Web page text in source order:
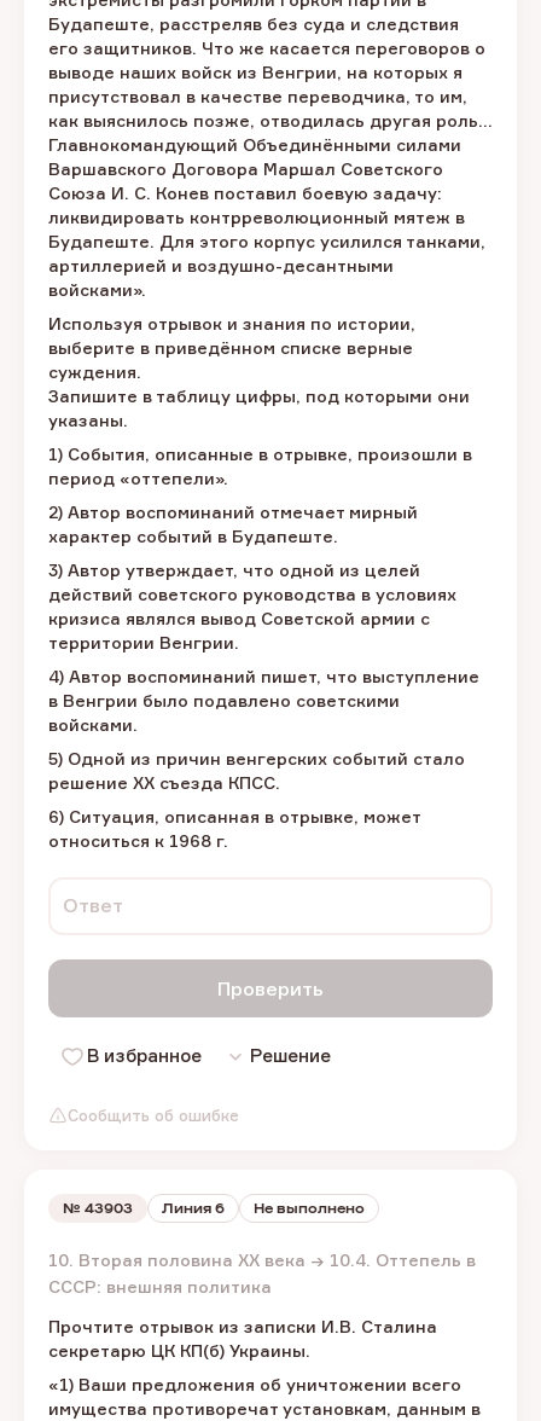
Сообщить об ошибке
Будапеште, расстреляв без суда и следствия
его защитников. Что же касается переговоров о
выводе наших войск из Венгрии, на которых я
присутствовал в качестве переводчика, то им,
как выяснилось позже, отводилась другая роль...
Главнокомандующий Объединёнными силами
Варшавского Договора Маршал Советского
Союза И. С. Конев поставил боевую задачу:
ликвидировать контрреволюционный мятеж в
Будапеште. Для этого корпус усилился танками,
артиллерией и воздушно-десантными
войсками».
Используя отрывок и знания по истории,
выберите в приведённом списке верные
суждения.
Запишите в таблицу цифры, под которыми они
указаны.
1) События, описанные в отрывке, произошли в
период «оттепели».
2) Автор воспоминаний отмечает мирный
характер событий в Будапеште.
3) Автор утверждает, что одной из целей
действий советского руководства в условиях
кризиса являлся вывод Советской армии с
территории Венгрии.
4) Автор воспоминаний пишет, что выступление
в Венгрии было подавлено советскими
войсками.
5) Одной из причин венгерских событий стало
решение ХХ съезда КПСС.
6) Ситуация, описанная в отрывке, может
относиться к 1968 г.
Ответ
Проверить
В избранное Решение
№ 43903 Линия 6 Не выполнено
10. Вторая половина XX века → 10.4. Оттепель в
СССР: внешняя политика
Прочтите отрывок из записки И.В. Сталина
секретарю ЦК КП(б) Украины.
«1) Ваши предложения об уничтожении всего
имущества противоречат установкам, данным в